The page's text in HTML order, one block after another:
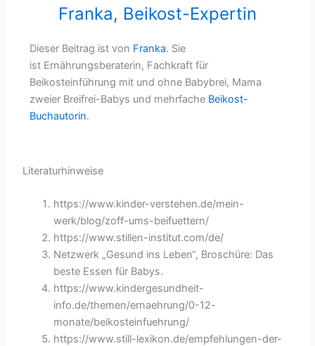
Franka, Beikost-Expertin
Dieser Beitrag ist von Franka. Sie
ist Ernährungsberaterin, Fachkraft für
Beikosteinführung mit und ohne Babybrei, Mama
zweier Breifrei-Babys und mehrfache Beikost-
Buchautorin.
Literaturhinweise
https://www.kinder-verstehen.de/mein-
werk/blog/zoff-ums-beifuettern/
https://www.stillen-institut.com/de/
Netzwerk „Gesund ins Leben“, Broschüre: Das
beste Essen für Babys.
https://www.kindergesundheit-
info.de/themen/ernaehrung/0-12-
monate/beikosteinfuehrung/
https://www.still-lexikon.de/empfehlungen-der-